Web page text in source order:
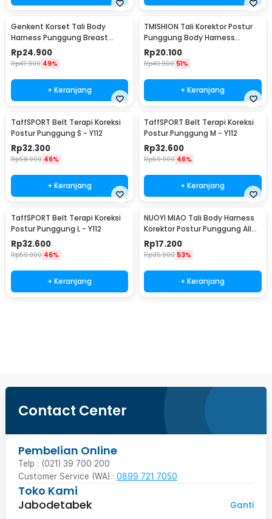
Genkent Korset Tali Body
Harness Punggung Breast
Support L - BBJ-16
Rp24.900
Rp47.900 49%
+ Keranjang
TMISHION Tali Korektor Postur
Punggung Body Harness
Posture Corrector - BBJ-16
Rp20.100
Rp40.900 51%
+ Keranjang
TaffSPORT Belt Terapi Koreksi
Postur Punggung S - Y112
Rp32.300
Rp58.900 46%
+ Keranjang
TaffSPORT Belt Terapi Koreksi
Postur Punggung M - Y112
Rp32.600
Rp59.900 46%
+ Keranjang
TaffSPORT Belt Terapi Koreksi
Postur Punggung L - Y112
Rp32.600
Rp59.900 46%
+ Keranjang
NUOYI MIAO Tali Body Harness
Korektor Postur Punggung All
Size - NY-15
Rp17.200
Rp35.900 53%
+ Keranjang
Contact Center
Pembelian Online
Telp : (021) 39 700 200
Customer Service (WA) : 0899 721 7050
Toko Kami
Jabodetabek
Ganti